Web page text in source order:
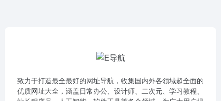
致力于打造最全最好的网址导航，收集国内外各领域超全面的
优质网址大全，涵盖日常办公、设计师、二次元、学习教程、